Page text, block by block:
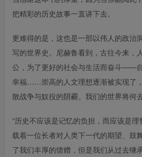
把精彩的历史故事一直讲下去。
更难得的是，这也是一部以伟人的政治
写的世界史。尼赫鲁看到，古往今来，
公，为了更好的社会与生活而奋斗——自
幸福……崇高的人文理想逐渐被实现了
散战争与奴役的阴霾。我们的世界将何
“历史不应该是记忆的负担，而应该是理
载着一位长者对人类下一代的期望、鼓
了我们丰厚的馈赠，但是我们从过去继